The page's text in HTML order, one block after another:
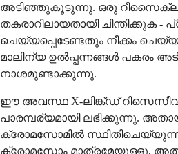
അടിഞ്ഞുകൂടുന്നു. ഒരു
തകരാറിലായതായി ചിന്തിക്കുക -
ചെയ്യപ്പെടേണ്ടതും നീക്കം
മാലിന്യ ഉൽപ്പന്നങ്ങൾ പകരം
നാശമുണ്ടാക്കുന്നു.
ഈ അവസ്ഥ X-ലിങ്ക്ഡ് റിസെസീവ്
പാരമ്പര്യമായി ലഭിക്കുന്നു.
ക്രോമസോമിൽ
ക്രോമസോം മാത്രമേയുള്ളൂ,